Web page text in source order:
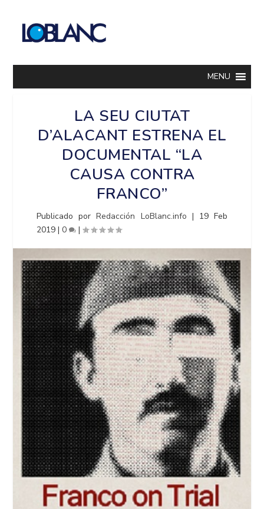
MENU
LA SEU CIUTAT
D’ALACANT ESTRENA EL
DOCUMENTAL “LA
CAUSA CONTRA
FRANCO”
Publicado porRedacción LoBlanc.info | 19 Feb
2019 |0 |